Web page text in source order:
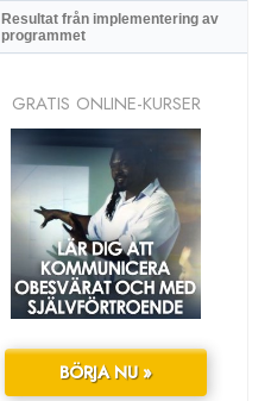
Resultat från implementering av
programmet
GRATIS ONLINE-KURSER
BÖRJA NU »